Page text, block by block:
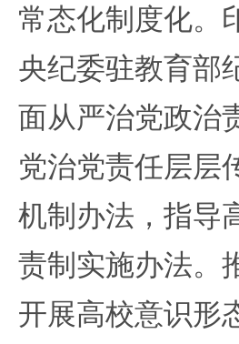
常态化制度化。
央纪委驻教育部
面从严治党政治
党治党责任层层
机制办法，指导
责制实施办法。
开展高校意识形